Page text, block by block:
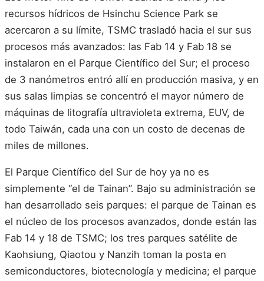
recursos hídricos de Hsinchu Science Park se
acercaron a su límite, TSMC trasladó hacia el sur sus
procesos más avanzados: las Fab 14 y Fab 18 se
instalaron en el Parque Científico del Sur; el proceso
de 3 nanómetros entró allí en producción masiva, y en
sus salas limpias se concentró el mayor número de
máquinas de litografía ultravioleta extrema, EUV, de
todo Taiwán, cada una con un costo de decenas de
miles de millones.
El Parque Científico del Sur de hoy ya no es
simplemente “el de Tainan”. Bajo su administración se
han desarrollado seis parques: el parque de Tainan es
el núcleo de los procesos avanzados, donde están las
Fab 14 y 18 de TSMC; los tres parques satélite de
Kaohsiung, Qiaotou y Nanzih toman la posta en
semiconductores, biotecnología y medicina; el parque